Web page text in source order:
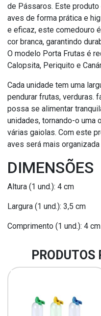
de Pássaros. Este
aves de forma prática e
e eficaz, este comedouro
cor branca, garantindo
O modelo Porta Frutas é
Calopsita, Periquito e
Cada unidade tem uma
pendurar frutas, verduras.
possa se alimentar
unidades, tornando-o uma
várias gaiolas. Com este
aves será mais organizada
DIMENSÕES
Altura (1 und.): 4 cm
Largura (1 und.): 3,5 cm
Comprimento (1 und.): 4 cm
PRODUTOS